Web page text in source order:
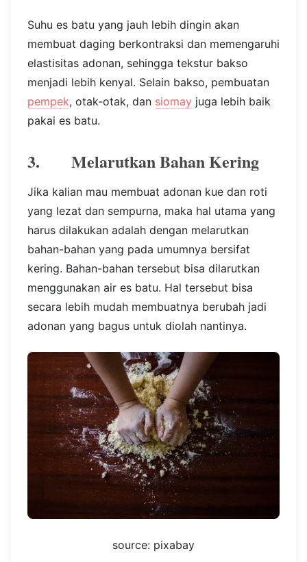
Suhu es batu yang jauh lebih dingin akan
membuat daging berkontraksi dan memengaruhi
elastisitas adonan, sehingga tekstur bakso
menjadi lebih kenyal. Selain bakso, pembuatan
pempek, otak-otak, dan siomay juga lebih baik
pakai es batu.
3. Melarutkan Bahan Kering
Jika kalian mau membuat adonan kue dan roti
yang lezat dan sempurna, maka hal utama yang
harus dilakukan adalah dengan melarutkan
bahan-bahan yang pada umumnya bersifat
kering. Bahan-bahan tersebut bisa dilarutkan
menggunakan air es batu. Hal tersebut bisa
secara lebih mudah membuatnya berubah jadi
adonan yang bagus untuk diolah nantinya.
source: pixabay